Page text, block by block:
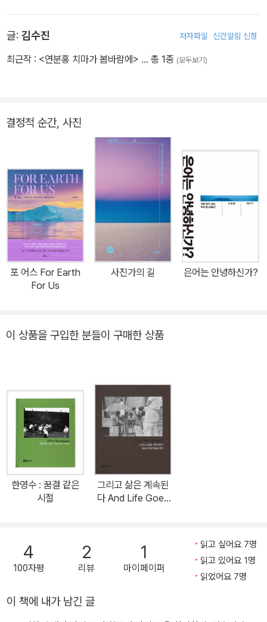
글: 김수진 저자파일 신간알림 신청
최근작 : <연분홍 치마가 봄바람에> … 총 1종 (모두보기)
결정적 순간, 사진
포 어스 For Earth
For Us
사진가의 길 은어는 안녕하신가?
이 상품을 구입한 분들이 구매한 상품
한영수 : 꿈결 같은
시절
그리고 삶은 계속된
다 And Life Goes
4
100자평
2
리뷰
1
마이페이퍼
읽고 싶어요 7명
읽고 있어요 1명
읽었어요 7명
이 책에 내가 남긴 글